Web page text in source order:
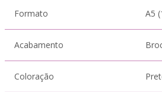
Formato A5
Acabamento
Coloração